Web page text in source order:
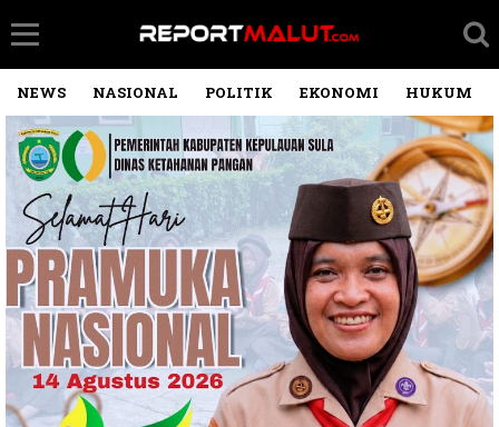
NEWS NASIONAL POLITIK EKONOMI HUKUM